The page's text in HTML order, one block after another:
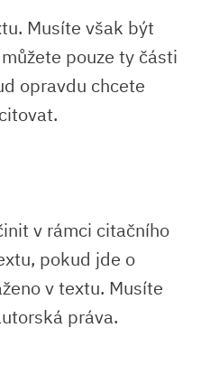
Musíte však být
pouze ty části
opravdu chcete
v rámci citačního
pokud jde o
v textu. Musíte
práva.